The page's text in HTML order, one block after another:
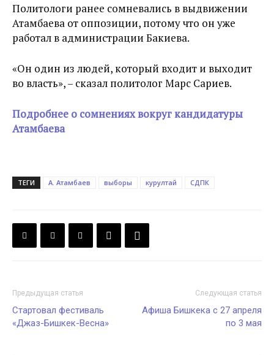
Политологи ранее сомневались в выдвижении
Атамбаева от оппозиции, потому что он уже
работал в администрации Бакиева.
«Он один из людей, который входит и выходит
во власть», – сказал политолог Марс Сариев.
Подробнее о сомнениях вокруг кандидатуры
Атамбаева
ТЕГИ А. Атамбаев выборы курултай СДПК
Предыдущая статья
Стартовал фестиваль
«Джаз-Бишкек-Весна»
Следующая статья
Афиша Бишкека с 27 апреля
по 3 мая